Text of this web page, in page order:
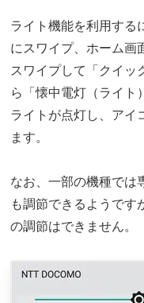
ライト機能を利用する
にスワイプ、ホーム画
スワイプして「クイッ
ら「懐中電灯（ライト
ライトが点灯し、アイ
ます。
なお、一部の機種では
も調節できるようです
の調節はできません。